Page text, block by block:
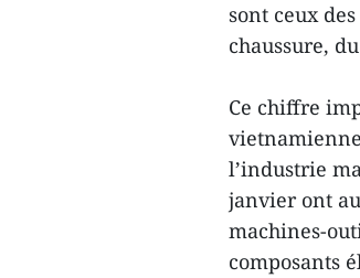
sont ceux
chaussure,
Ce chiffre
l’industrie
janvier ont
machines-
composants